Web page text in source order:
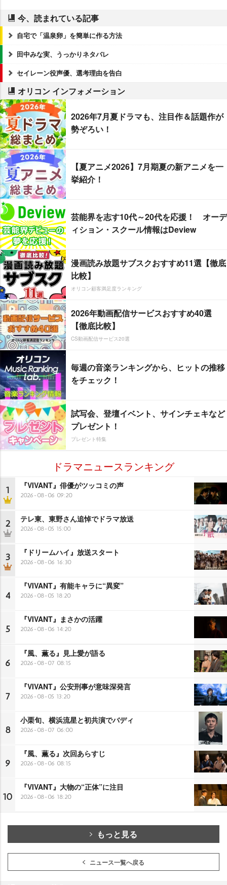
今、読まれている記事
自宅で「温泉卵」を簡単に作る方法
田中みな実、うっかりネタバレ
セイレーン役声優、選考理由を告白
オリコン インフォメーション
2026年7月夏ドラマも、注目作＆話題作が
勢ぞろい！
【夏アニメ2026】7月期夏の新アニメを一
挙紹介！
芸能界を志す10代～20代を応援！ オーデ
ィション・スクール情報はDeview
漫画読み放題サブスクおすすめ11選【徹底
比較】
オリコン顧客満足度ランキング
2026年動画配信サービスおすすめ40選
【徹底比較】
CS動画配信サービス20選
毎週の音楽ランキングから、ヒットの推移
をチェック！
試写会、登壇イベント、サインチェキなど
プレゼント！
プレゼント特集
ドラマニュースランキング
1 『VIVANT』俳優がツッコミの声
2026-08-06 09:20
2 テレ東、東野さん追悼でドラマ放送
2026-08-05 15:00
3 『ドリームハイ』放送スタート
2026-08-06 16:30
4
『VIVANT』有能キャラに“異変”
2026-08-05 18:20
5
『VIVANT』まさかの活躍
2026-08-06 14:20
6
『風、薫る』見上愛が語る
2026-08-07 08:15
7
『VIVANT』公安刑事が意味深発言
2026-08-05 13:20
8
小栗旬、横浜流星と初共演でバディ
2026-08-07 06:00
9
『風、薫る』次回あらすじ
2026-08-06 08:15
10
『VIVANT』大物の“正体”に注目
2026-08-06 18:20
もっと見る
ニュース一覧へ戻る